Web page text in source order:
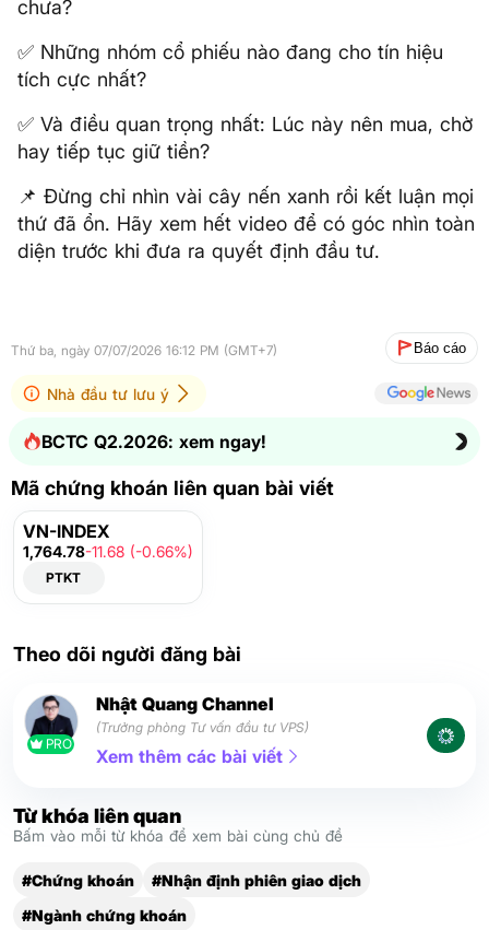
chưa?
✅ Những nhóm cổ phiếu nào đang cho tín hiệu
tích cực nhất?
✅ Và điều quan trọng nhất: Lúc này nên mua, chờ
hay tiếp tục giữ tiền?
📌 Đừng chỉ nhìn vài cây nến xanh rồi kết luận mọi
thứ đã ổn. Hãy xem hết video để có góc nhìn toàn
diện trước khi đưa ra quyết định đầu tư.
Thứ ba, ngày 07/07/2026 16:12 PM (GMT+7) Báo cáo
Nhà đầu tư lưu ý
BCTC Q2.2026: xem ngay!
Mã chứng khoán liên quan bài viết
VN-INDEX
1,764.78-11.68 (-0.66%)
PTKT
Theo dõi người đăng bài
PRO
Nhật Quang Channel
(Trưởng phòng Tư vấn đầu tư VPS)
Xem thêm các bài viết
Từ khóa liên quan
Bấm vào mỗi từ khóa để xem bài cùng chủ đề
#Chứng khoán
#Nhận định phiên giao dịch
#Ngành chứng khoán